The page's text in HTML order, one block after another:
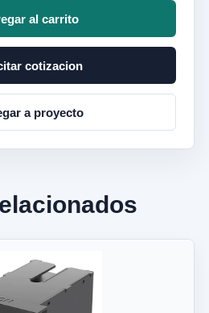
al carrito
cotizacion
a proyecto